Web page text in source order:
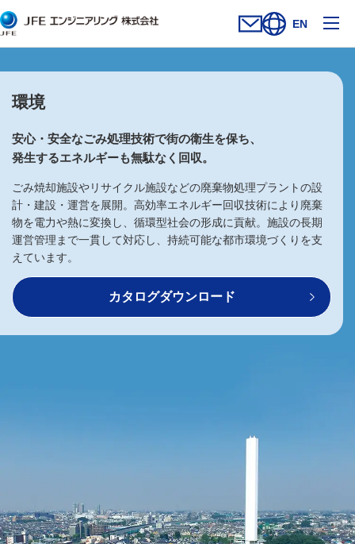
お問い合わせフォー
新規ウィンドウを開
サイト内検索を
EN
環境
安心・安全なごみ処理技術で街の衛生を保ち、
発生するエネルギーも無駄なく回収。
ごみ焼却施設やリサイクル施設などの廃棄物処理プラントの設
計・建設・運営を展開。高効率エネルギー回収技術により廃棄
物を電力や熱に変換し、循環型社会の形成に貢献。施設の長期
運営管理まで一貫して対応し、持続可能な都市環境づくりを支
えています。
カタログダウンロード